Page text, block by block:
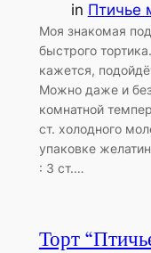
in Птичье
Моя знакомая
быстрого
кажется,
Можно даже и
комнатной
ст. холодного
упаковке
: 3 ст.…
Торт